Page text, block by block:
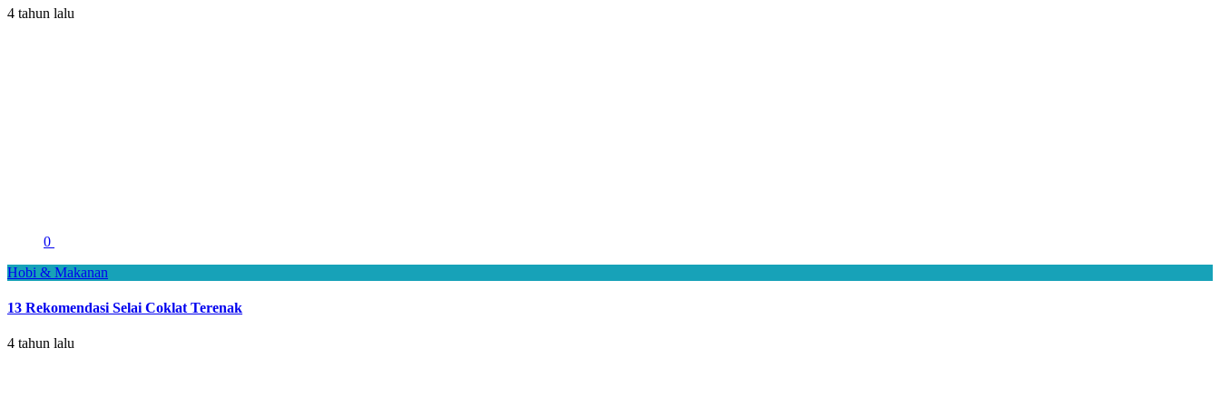
4 tahun lalu
0
Hobi & Makanan
13 Rekomendasi Selai Coklat Terenak
4 tahun lalu